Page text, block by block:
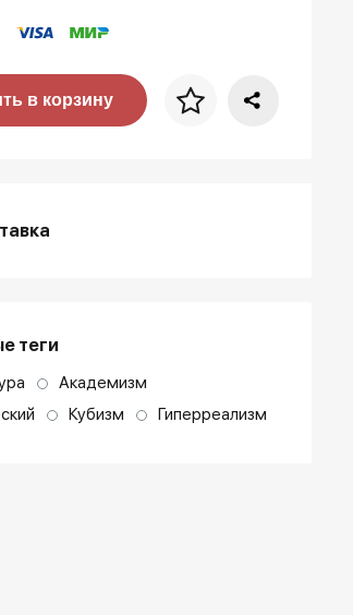
в корзину
теги
Академизм
Кубизм Гиперреализм